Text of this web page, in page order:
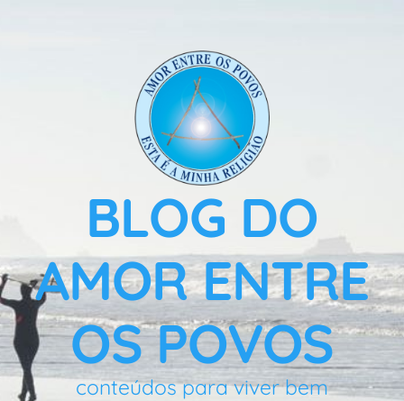
BLOG DO
AMOR ENTRE
OS POVOS
conteúdos para viver bem